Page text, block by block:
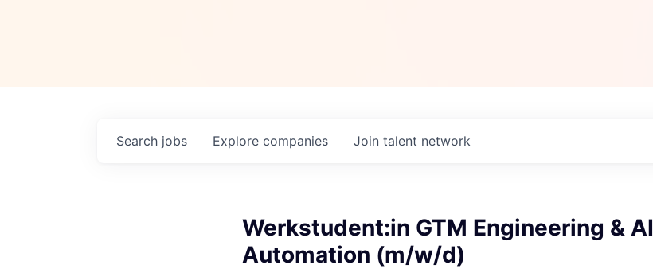
Search jobs Explore companies Join talent network
Werkstudent:in GTM Engineering & AI
Automation (m/w/d)